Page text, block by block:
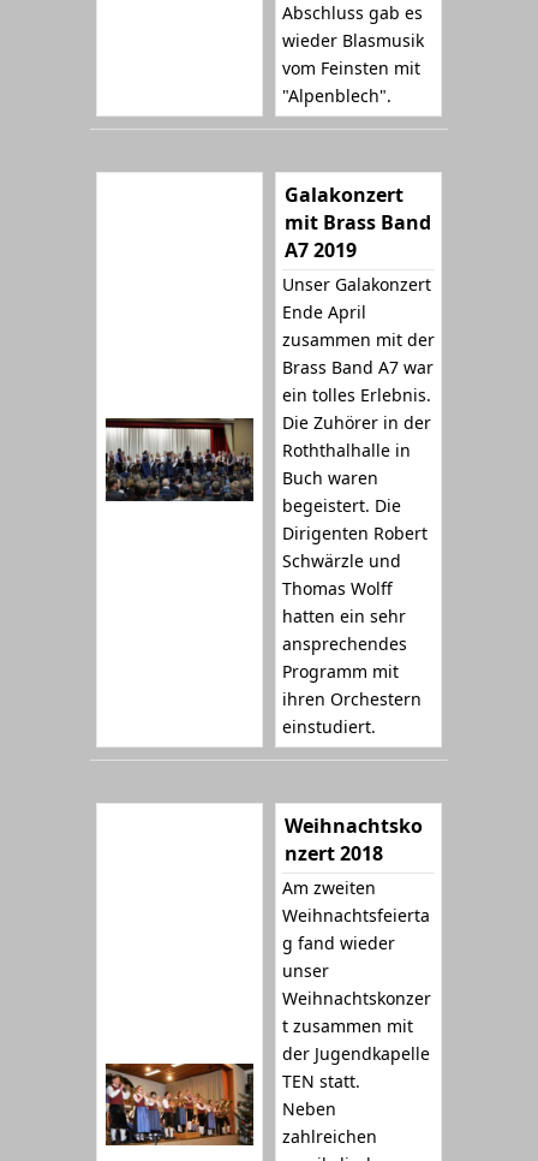
Abschluss gab es
wieder Blasmusik
vom Feinsten mit
"Alpenblech".
Galakonzert
mit Brass Band
A7 2019
Unser Galakonzert
Ende April
zusammen mit der
Brass Band A7 war
ein tolles Erlebnis.
Die Zuhörer in der
Roththalhalle in
Buch waren
begeistert. Die
Dirigenten Robert
Schwärzle und
Thomas Wolff
hatten ein sehr
ansprechendes
Programm mit
ihren Orchestern
einstudiert.
Weihnachtsko
nzert 2018
Am zweiten
Weihnachtsfeierta
g fand wieder
unser
Weihnachtskonzer
t zusammen mit
der Jugendkapelle
TEN statt.
Neben
zahlreichen